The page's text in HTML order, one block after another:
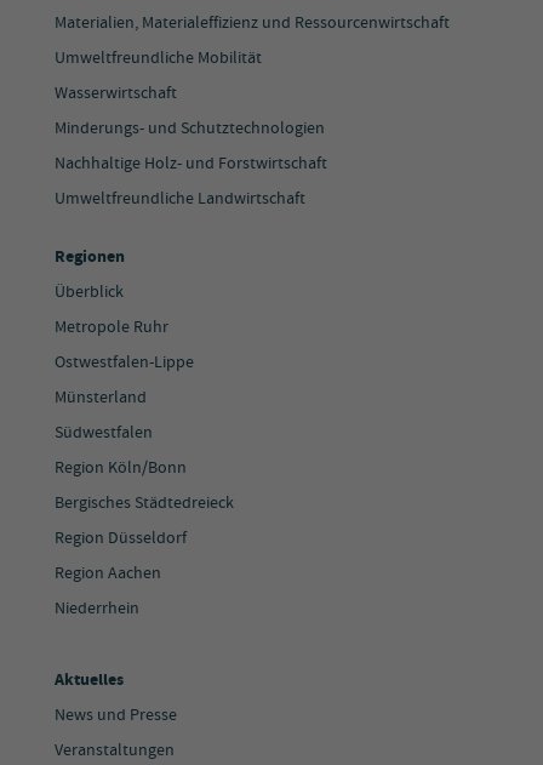
Materialien, Materialeffizienz und Ressourcenwirtschaft
Umweltfreundliche Mobilität
Wasserwirtschaft
Minderungs- und Schutztechnologien
Nachhaltige Holz- und Forstwirtschaft
Umweltfreundliche Landwirtschaft
Regionen
Überblick
Metropole Ruhr
Ostwestfalen-Lippe
Münsterland
Südwestfalen
Region Köln/Bonn
Bergisches Städtedreieck
Region Düsseldorf
Region Aachen
Niederrhein
Aktuelles
News und Presse
Veranstaltungen